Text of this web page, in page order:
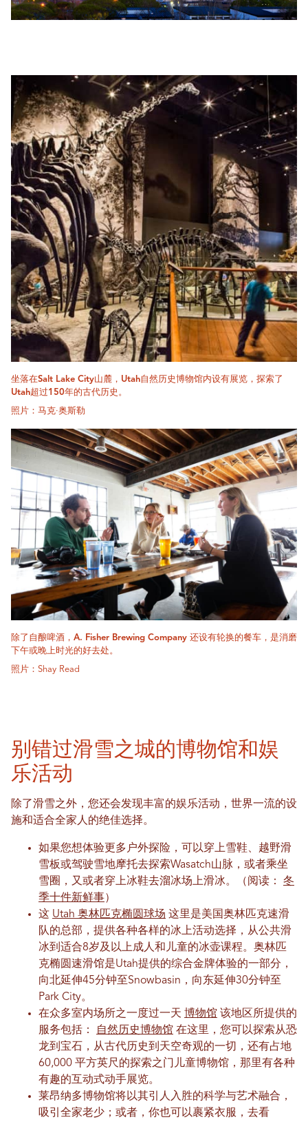
坐落在Salt Lake City山麓，Utah自然历史博物馆内设有展览，探索了
Utah超过150年的古代历史。
照片：马克·奥斯勒
除了自酿啤酒，A. Fisher Brewing Company 还设有轮换的餐车，是消磨
下午或晚上时光的好去处。
照片：Shay Read
别错过滑雪之城的博物馆和娱
乐活动
除了滑雪之外，您还会发现丰富的娱乐活动，世界一流的设
施和适合全家人的绝佳选择。
如果您想体验更多户外探险，可以穿上雪鞋、越野滑
雪板或驾驶雪地摩托去探索Wasatch山脉，或者乘坐
雪圈，又或者穿上冰鞋去溜冰场上滑冰。（阅读： 冬
季十件新鲜事）
这 Utah 奥林匹克椭圆球场 这里是美国奥林匹克速滑
队的总部，提供各种各样的冰上活动选择，从公共滑
冰到适合8岁及以上成人和儿童的冰壶课程。奥林匹
克椭圆速滑馆是Utah提供的综合金牌体验的一部分，
向北延伸45分钟至Snowbasin，向东延伸30分钟至
Park City。
在众多室内场所之一度过一天 博物馆 该地区所提供的
服务包括：
自然历史博物馆 在这里，您可以探索从恐
龙到宝石，从古代历史到天空奇观的一切，还有占地
60,000 平方英尺的探索之门儿童博物馆，那里有各种
有趣的互动式动手展览。
莱昂纳多博物馆将以其引人入胜的科学与艺术融合，
吸引全家老少；或者，你也可以裹紧衣服，去看